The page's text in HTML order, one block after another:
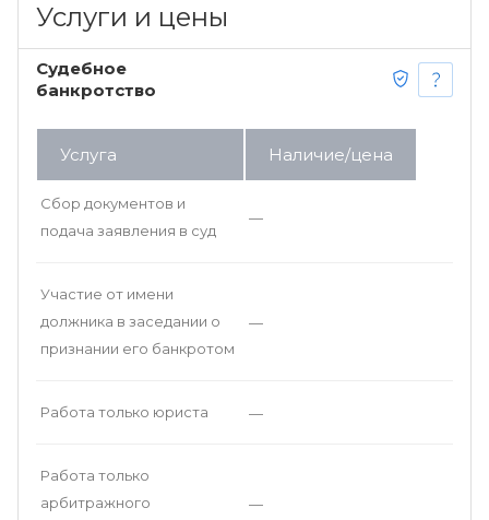
Услуги и цены
Судебное
банкротство
Услуга Наличие/цена
Сбор документов и
подача заявления в суд
—
Участие от имени
должника в заседании о
признании его банкротом
—
Работа только юриста —
Работа только
арбитражного
—